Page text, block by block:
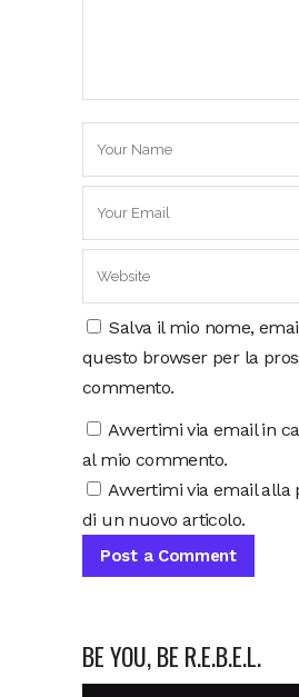
Salva il mio nome,
questo browser per la
commento.
Avvertimi via email in
al mio commento.
Avvertimi via email alla
di un nuovo articolo.
BE YOU, BE R.E.B.E.L.